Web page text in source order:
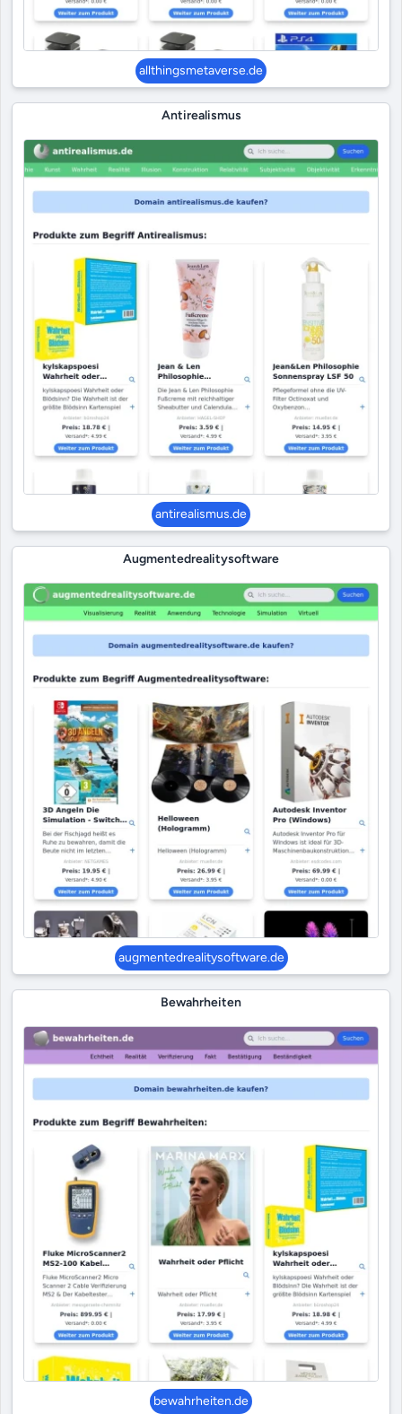
allthingsmetaverse.de
Antirealismus
antirealismus.de
Augmentedrealitysoftware
augmentedrealitysoftware.de
Bewahrheiten
bewahrheiten.de